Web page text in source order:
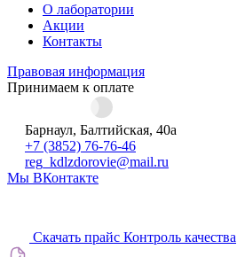
О лаборатории
Акции
Контакты
Правовая информация
Принимаем к оплате
Барнаул, Балтийская, 40а
+7 (3852) 76-76-46
reg_kdlzdorovie@mail.ru
Мы ВКонтакте
Скачать прайс Контроль качества